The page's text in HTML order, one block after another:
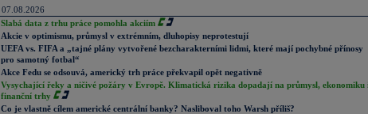
07.08.2026
Slabá data z trhu práce pomohla akciím
Akcie v optimismu, průmysl v extrémním, dluhopisy neprotestují
UEFA vs. FIFA a „tajné plány vytvořené bezcharakterními lidmi, které mají pochybné přínosy
pro samotný fotbal“
Akce Fedu se odsouvá, americký trh práce překvapil opět negativně
Vysychající řeky a ničivé požáry v Evropě. Klimatická rizika dopadají na průmysl, ekonomiku
finanční trhy
Co je vlastně cílem americké centrální banky? Nasliboval toho Warsh příliš?